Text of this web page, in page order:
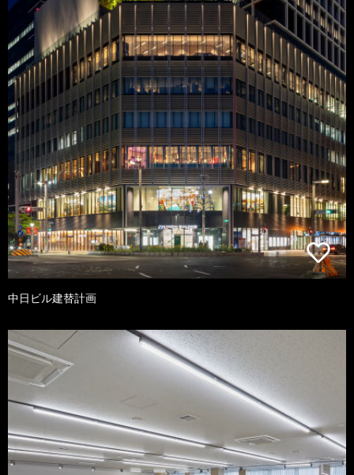
中日ビル建替計画